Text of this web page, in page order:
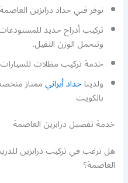
نوفر فني حداد درابزين
تركيب أدراج حديد
وتتحمل الوزن الثقيل.
خدمة تركيب مظلات للسيارات
ولديناحداد أيرانيممتاز
بالكويت
خدمة تفصيل درابزين العاصمة
هل ترغب في تركيب درابزين
العاصمة؟